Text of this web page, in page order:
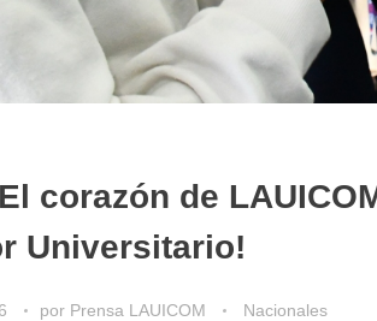
corazón de
Universitario!
por Prensa LAUICOM Nacionales